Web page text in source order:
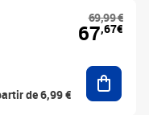
de 6,99 €
69,99 €
67,67€